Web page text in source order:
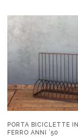
PORTA BICICLETTE IN
FERRO ANNI ’50